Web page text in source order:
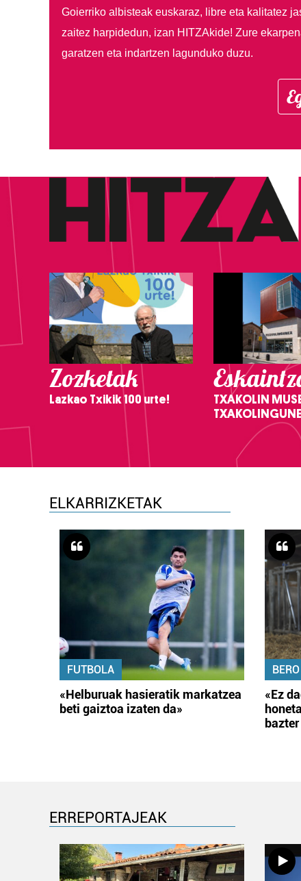
Goierriko albisteak euskaraz, libre eta kalitatez
zaitez harpidedun, izan HITZAkide! Zure
garatzen eta indartzen lagunduko duzu.
Zozketak
Lazkao Txikik 100 urte!
TXAKOLIN
ELKARRIZKETAK
FUTBOLA
«Helburuak hasieratik markatzea
beti gaiztoa izaten da»
«Ez
ERREPORTAJEAK